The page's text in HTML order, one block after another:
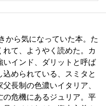
から気になっていた本。た
れて、ようやく読めた。カ
いインド、ダリットと呼ば
められている、スミタと
長制の色濃いイタリア、
の危機にあるジュリア。平